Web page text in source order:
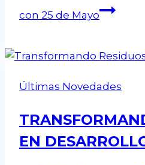
con 25 de Mayo
Últimas Novedades
EN